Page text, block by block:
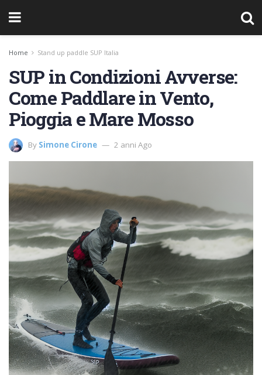
Home Stand up paddle SUP Italia
SUP in Condizioni Avverse:
Come Paddlare in Vento,
Pioggia e Mare Mosso
By Simone Cirone 2 anni Ago